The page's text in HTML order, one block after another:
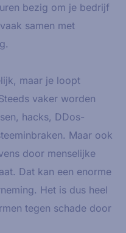
bezig om je bedrijf
samen met
maar je loopt
vaker worden
hacks, DDos-
Maar ook
door menselijke
Dat kan een enorme
Het is dus heel
tegen schade door